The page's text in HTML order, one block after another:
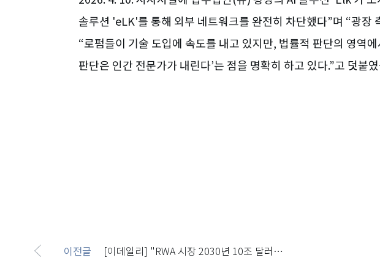
솔루션 'eLK'를 통해 외부 네트워크를 완전히 차단했다”며 “광장
“로펌들이 기술 도입에 속도를 내고 있지만, 법률적 판단의 영역
판단은 인간 전문가가 내린다’는 점을 명확히 하고 있다.”고 덧붙
이전글 [이데일리] "RWA 시장 2030년 10조 달러 성장"…DAXA, 디지털자산 6대 과제 제시